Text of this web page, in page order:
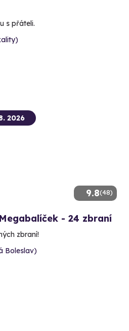
s přáteli.
9.8(48)
2026
- 24 zbraní
zbraní!
Boleslav)